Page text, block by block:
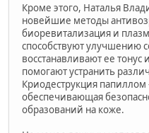
Кроме этого, Наталья
новейшие методы
биоревитализация и
способствуют улучшению
восстанавливают ее тонус
помогают устранить
Криодеструкция
обеспечивающая
образований на коже.